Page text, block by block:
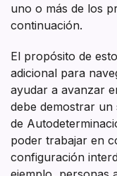
uno o más de los
continuación.
El propósito de
adicional para
ayudar a avanzar
debe demostrar
de
poder trabajar en
configuración